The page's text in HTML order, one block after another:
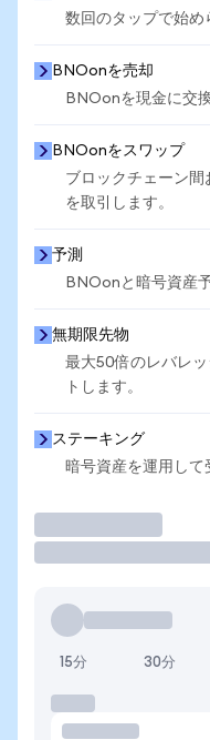
数回のタップで始め
BNOonを売却
BNOonを現金に交
BNOonをスワップ
ブロックチェーン
を取引します。
予測
BNOonと暗号資産
無期限先物
最大50倍のレバレ
トします。
ステーキング
暗号資産を運用して
15分 30分